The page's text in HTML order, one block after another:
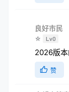
良好市民
☆ Lv0
2026版
赞